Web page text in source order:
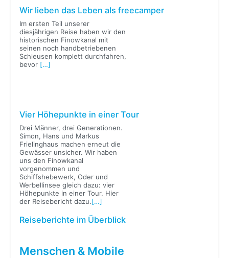
Wir lieben das Leben als freecamper
Im ersten Teil unserer
diesjährigen Reise haben wir den
historischen Finowkanal mit
seinen noch handbetriebenen
Schleusen komplett durchfahren,
bevor […]
Vier Höhepunkte in einer Tour
Drei Männer, drei Generationen.
Simon, Hans und Markus
Frielinghaus machen erneut die
Gewässer unsicher. Wir haben
uns den Finowkanal
vorgenommen und
Schiffshebewerk, Oder und
Werbellinsee gleich dazu: vier
Höhepunkte in einer Tour. Hier
der Reisebericht dazu.[…]
Reiseberichte im Überblick
Menschen & Mobile